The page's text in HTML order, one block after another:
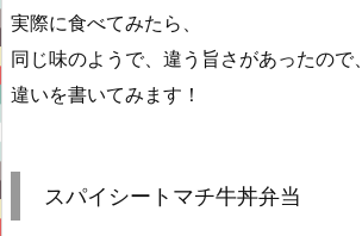
実際に食べてみたら、
同じ味のようで、違う旨さがあったので、
違いを書いてみます！
スパイシートマチ牛丼弁当